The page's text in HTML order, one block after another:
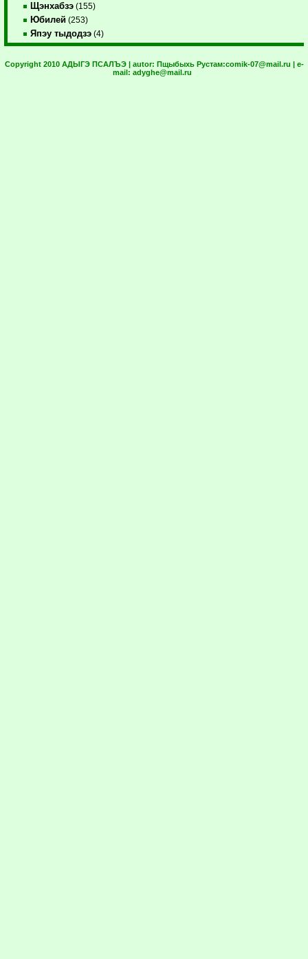
Щэнхабзэ (155)
Юбилей (253)
Япэу тыдодзэ (4)
Copyright 2010 АДЫГЭ ПСАЛЪЭ | autor: Пщыбыхь Рустам:comik-07@mail.ru | e-
mail: adyghe@mail.ru